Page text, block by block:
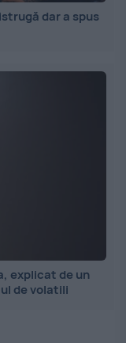
dar a spus
explicat de un
de volatili